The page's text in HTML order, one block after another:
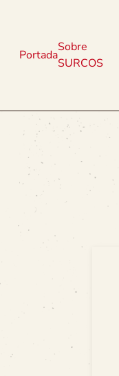
Portada
Sobre
SURCOS